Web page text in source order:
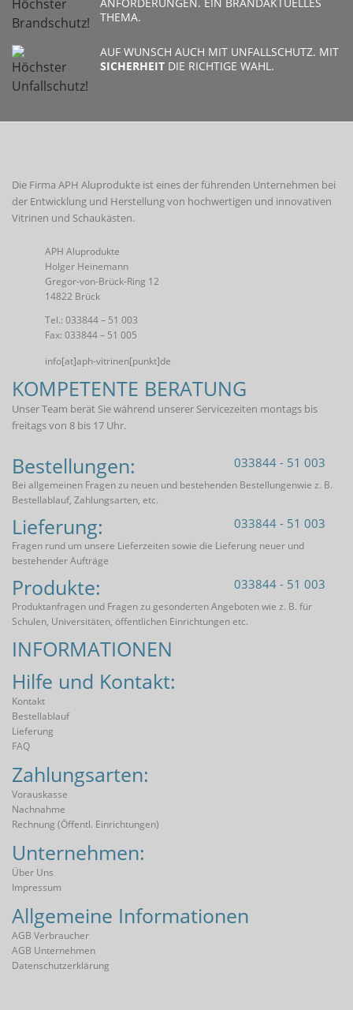
THEMA.
AUF WUNSCH AUCH MIT UNFALLSCHUTZ. MIT
SICHERHEIT DIE RICHTIGE WAHL.
Die Firma APH Aluprodukte ist eines der führenden Unternehmen bei
der Entwicklung und Herstellung von hochwertigen und innovativen
Vitrinen und Schaukästen.
APH Aluprodukte
Holger Heinemann
Gregor-von-Brück-Ring 12
14822 Brück
Tel.: 033844 – 51 003
Fax: 033844 – 51 005
info[at]aph-vitrinen[punkt]de
KOMPETENTE BERATUNG
Unser Team berät Sie während unserer Servicezeiten montags bis
freitags von 8 bis 17 Uhr.
Bestellungen: 033844 - 51 003
Bei allgemeinen Fragen zu neuen und bestehenden Bestellungenwie z. B.
Bestellablauf, Zahlungsarten, etc.
Lieferung: 033844 - 51 003
Fragen rund um unsere Lieferzeiten sowie die Lieferung neuer und
bestehender Aufträge
Produkte: 033844 - 51 003
Produktanfragen und Fragen zu gesonderten Angeboten wie z. B. für
Schulen, Universitäten, öffentlichen Einrichtungen etc.
INFORMATIONEN
Hilfe und Kontakt:
Kontakt
Bestellablauf
Lieferung
FAQ
Zahlungsarten:
Vorauskasse
Nachnahme
Rechnung (öffentl. Einrichtungen)
Unternehmen:
Über Uns
Impressum
Allgemeine Informationen
AGB Verbraucher
AGB Unternehmen
Datenschutzerklärung